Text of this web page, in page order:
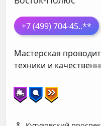
+7 (499) 704-45..**
Мастерская
техники и